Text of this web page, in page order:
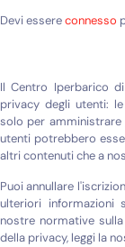
Devi essereconnesso
Il Centro Iperbarico
privacy degli utenti:
solo per
utenti potrebbero
altri contenuti che a
Puoi annullare
ulteriori informazioni
nostre normative
della privacy, leggi la